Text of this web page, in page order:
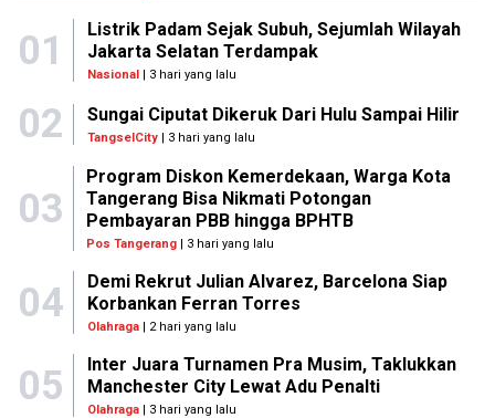
01
Listrik Padam Sejak Subuh, Sejumlah Wilayah
Jakarta Selatan Terdampak
Nasional| 3 hari yang lalu
02 Sungai Ciputat Dikeruk Dari Hulu Sampai Hilir
TangselCity | 3 hari yang lalu
03
Program Diskon Kemerdekaan, Warga Kota
Tangerang Bisa Nikmati Potongan
Pembayaran PBB hingga BPHTB
Pos Tangerang | 3 hari yang lalu
04
Demi Rekrut Julian Alvarez, Barcelona Siap
Korbankan Ferran Torres
Olahraga| 2 hari yang lalu
05
Inter Juara Turnamen Pra Musim, Taklukkan
Manchester City Lewat Adu Penalti
Olahraga| 3 hari yang lalu